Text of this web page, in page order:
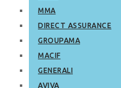
MMA
DIRECT ASSURANCE
GROUPAMA
MACIF
GENERALI
AVIVA